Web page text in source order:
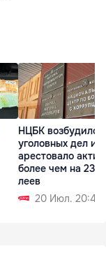
НЦБК возбудило
уголовных дел и
арестовало
более чем на 236
леев
20 Июл. 20:43